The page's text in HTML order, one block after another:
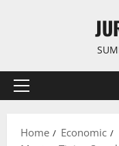
Primary
Home
Economic